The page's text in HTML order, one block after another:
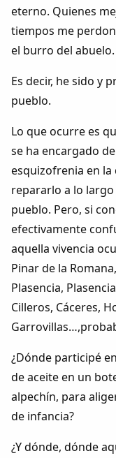
eterno. Quienes
tiempos me
el burro del abuelo.
Es decir, he sido y
pueblo.
Lo que ocurre es
se ha encargado
esquizofrenia en
repararlo a lo largo
pueblo. Pero, si
efectivamente
aquella vivencia
Pinar de la
Plasencia,
Cilleros, Cáceres,
¿Dónde participé
de aceite en un
alpechín, para
de infancia?
¿Y dónde, dónde